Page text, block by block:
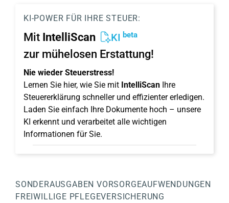
KI-POWER FÜR IHRE STEUER:
Mit IntelliScan KI beta
zur mühelosen Erstattung!
Nie wieder Steuerstress!
Lernen Sie hier, wie Sie mit IntelliScan Ihre
Steuererklärung schneller und effizienter erledigen.
Laden Sie einfach Ihre Dokumente hoch – unsere
KI erkennt und verarbeitet alle wichtigen
Informationen für Sie.
SONDERAUSGABEN VORSORGEAUFWENDUNGEN
FREIWILLIGE PFLEGEVERSICHERUNG